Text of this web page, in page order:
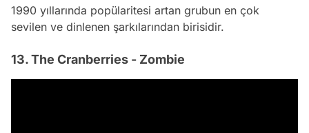
1990 yıllarında popülaritesi artan grubun en çok
sevilen ve dinlenen şarkılarından birisidir.
13. The Cranberries - Zombie